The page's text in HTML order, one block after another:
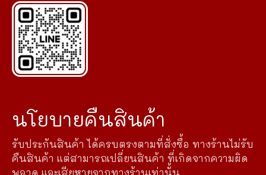
นโยบายคืนสินค้า
รับประกันสินค้า ได้ครบตรงตามที่สั่งซื้อ ทางร้านไม่รับ
คืนสินค้า แต่สามารถเปลี่ยนสินค้า ที่เกิดจากความผิด
พลาด และเสียหายจากทางร้านเท่านั้น